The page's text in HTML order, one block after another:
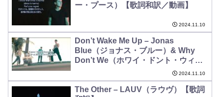
ー・プース）【歌詞和訳／動画】
2024.11.10
Don’t Wake Me Up – Jonas
Blue（ジョナス・ブルー）& Why
Don’t We（ホワイ・ドント・ウィ
2024.11.10
The Other – LAUV（ラウヴ）【歌詞